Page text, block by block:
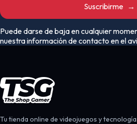
Suscribirme →
Puede darse de baja en cualquier
nuestra información de contacto en el
Tu tienda online de videojuegos y